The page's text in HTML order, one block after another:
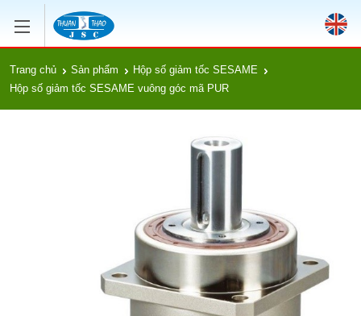
Trang chủ Sản phẩm
Hộp số giảm tốc SESAME
Hộp số giảm tốc SESAME vuông góc mã PUR